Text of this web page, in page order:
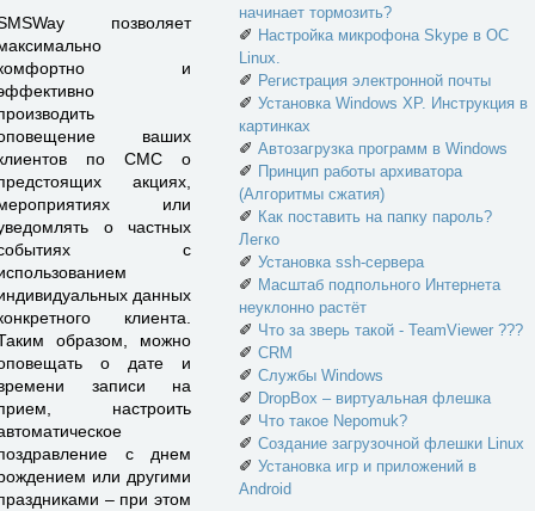
позволяет
и
ваших
по СМС о
акциях,
или
о частных
с
данных
клиента.
образом, можно
о дате и
записи на
настроить
с днем
или другими
– при этом
начинает тормозить?
✐ Настройка микрофона Skype в ОС
Linux.
✐ Регистрация электронной почты
✐ Установка Windows XP. Инструкция в
картинках
✐ Автозагрузка программ в Windows
✐ Принцип работы архиватора
(Алгоритмы сжатия)
✐ Как поставить на папку пароль?
Легко
✐ Установка ssh-сервера
✐ Масштаб подпольного Интернета
неуклонно растёт
✐ Что за зверь такой - TeamViewer ???
✐ CRM
✐ Службы Windows
✐ DropBox – виртуальная флешка
✐ Что такое Nepomuk?
✐ Создание загрузочной флешки Linux
✐ Установка игр и приложений в
Android